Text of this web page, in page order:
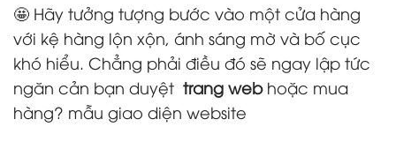
🤩 Hãy tưởng tượng bước vào một cửa hàng
với kệ hàng lộn xộn, ánh sáng mờ và bố cục
khó hiểu. Chẳng phải điều đó sẽ ngay lập tức
ngăn cản bạn duyệt trang webhoặc mua
hàng? mẫu giao diện website